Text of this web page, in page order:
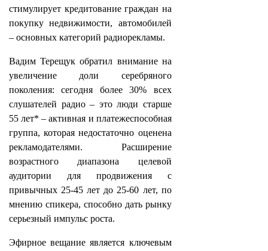
стимулирует кредитование граждан на
покупку недвижимости, автомобилей
– основных категорий радиорекламы.
Вадим Терещук обратил внимание на
увеличение доли серебряного
поколения: сегодня более 30% всех
слушателей радио – это люди старше
55 лет* – активная и платежеспособная
группа, которая недостаточно оценена
рекламодателями. Расширение
возрастного диапазона целевой
аудитории для продвижения с
привычных 25-45 лет до 25-60 лет, по
мнению спикера, способно дать рынку
серьезный импульс роста.
Эфирное вещание является ключевым